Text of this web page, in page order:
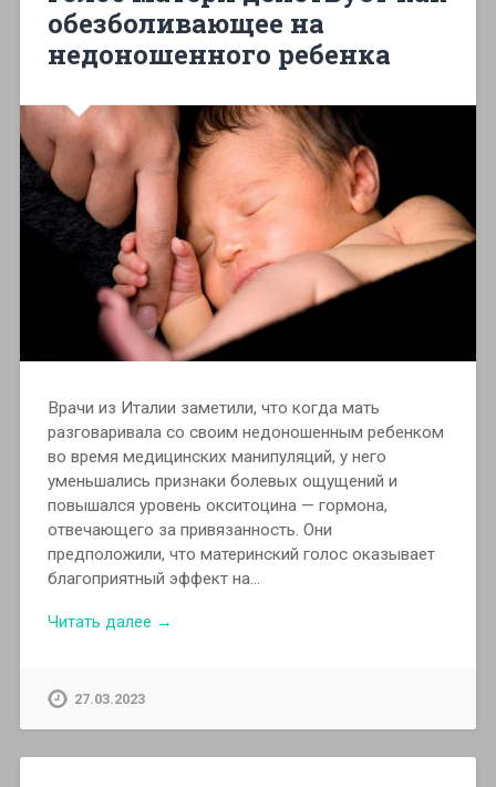
обезболивающее на
недоношенного ребенка
Врачи из Италии заметили, что когда мать
разговаривала со своим недоношенным ребенком
во время медицинских манипуляций, у него
уменьшались признаки болевых ощущений и
повышался уровень окситоцина — гормона,
отвечающего за привязанность. Они
предположили, что материнский голос оказывает
благоприятный эффект на…
Читать далее →
27.03.2023